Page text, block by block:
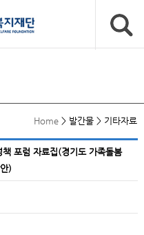
Home > 발간물 > 기타자료
포럼 자료집(경기도 가족돌봄
)